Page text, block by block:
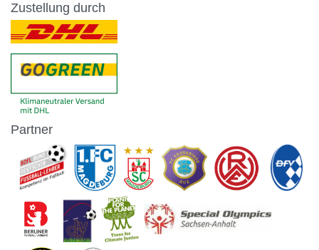
Zustellung durch
Partner